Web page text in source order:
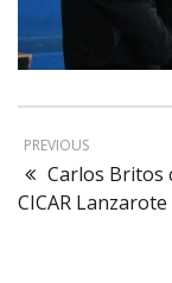
PREVIOUS
Carlos Britos
CICAR